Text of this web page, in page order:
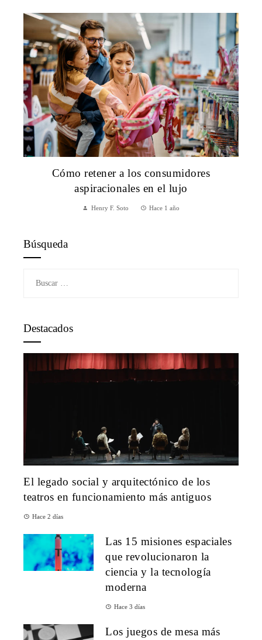
Cómo retener a los consumidores
aspiracionales en el lujo
Henry F. Soto Hace 1 año
Búsqueda
Destacados
El legado social y arquitectónico de los
teatros en funcionamiento más antiguos
Hace 2 días
Las 15 misiones espaciales
que revolucionaron la
ciencia y la tecnología
moderna
Hace 3 días
Los juegos de mesa más